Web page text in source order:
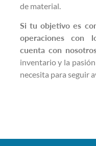
de material.
Si tu objetivo es
operaciones con
cuenta con
inventario y la
necesita para seguir